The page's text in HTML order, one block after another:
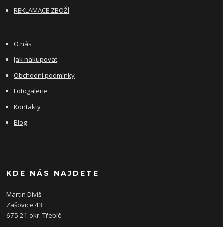
REKLAMACE ZBOŽÍ
O nás
Jak nakupovat
Obchodní podmínky
Fotogalerie
Kontakty
Blog
KDE NÁS NAJDETE
Martin Diviš
Zašovice 43
675 21 okr. Třebíč